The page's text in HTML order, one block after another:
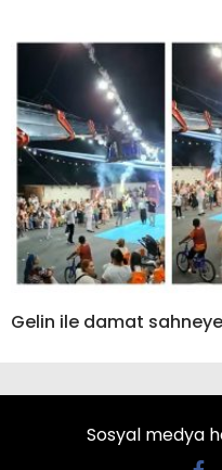
Gelin ile damat
Sosyal medya